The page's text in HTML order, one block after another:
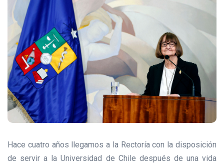
Hace cuatro años llegamos a la Rectoría con la disposición
de servir a la Universidad de Chile después de una vida